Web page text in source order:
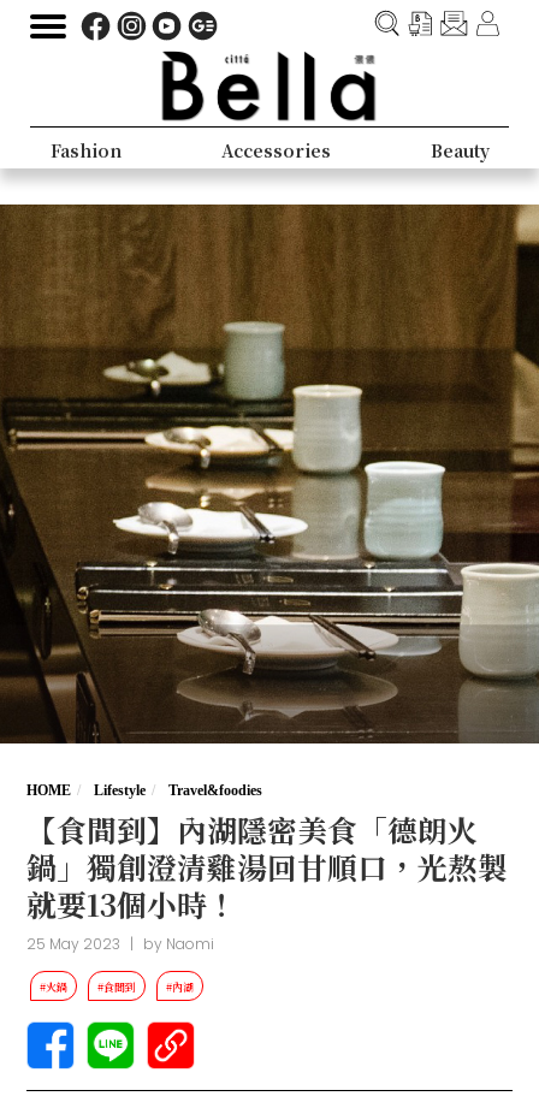
Fashion Accessories Beauty
HOME Lifestyle Travel&foodies
【食間到】內湖隱密美食「德朗火
鍋」獨創澄清雞湯回甘順口，光熬製
就要13個小時！
25 May 2023 | by Naomi
#火鍋 #食間到 #內湖